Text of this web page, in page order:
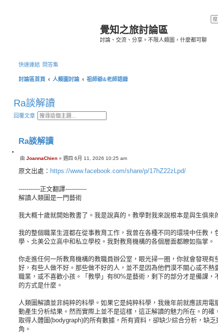
覺知之旅討論區
討論、交流、分享。不限人類圖，什麼都可聊
快速連結 問答集
討論區首頁 人類圖討論 祖師爺&老師語錄
Ra談解讀
回覆文章
搜
進
尋
Ra談解讀
引
文
章
由 JoannaChien » 週四 6月 11, 2026 10:25 am
原文出處： https://www.facebook.com/share/p/17hZ22zLpd/
-----------正文翻譯-----------
解讀人類圖是一門藝術
我大概十歲就開始教書了。我是說真的。教學對我來說根本是與生俱來
我的整個職業生涯都在從事教育工作，我曾在各種不同的環境中任教，
學、北美公立高中和私立學校。我對教育機構的各個層面都瞭如指掌。
你走進任何一所教育機構的教職員辦公室，眼光掃一圈，你就會發現有
好，有些人做不好。那些做不好的人，並不是因為他們漠不關心或不熱
職業，或不喜歡小孩。「教學」有80%是藝術，剩下的部分才是備課，
的方式是什麼。
人類圖解讀並非純粹的科學。如果它是純粹科學，我幾年前就應該用電
動產生分析結果。然而實際上並不是這樣，這正解讀的魅力所在。的確
取得人體圖(bodygraph)的所有數據，所有資料，卻缺少綜合分析，缺乏
角。